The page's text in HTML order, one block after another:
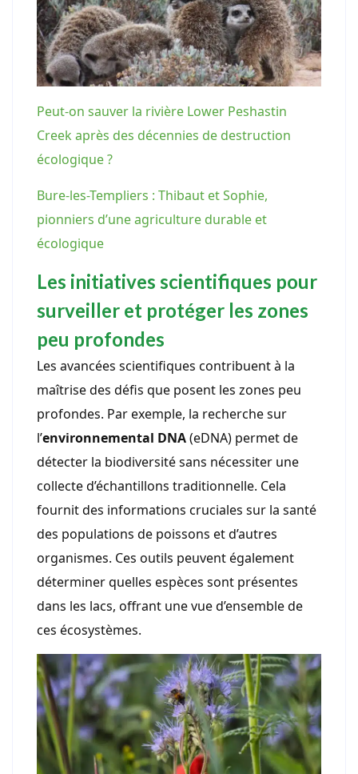
Peut-on sauver la rivière Lower Peshastin
Creek après des décennies de destruction
écologique ?
Bure-les-Templiers : Thibaut et Sophie,
pionniers d’une agriculture durable et
écologique
Les initiatives scientifiques pour
surveiller et protéger les zones
peu profondes
Les avancées scientifiques contribuent à la
maîtrise des défis que posent les zones peu
profondes. Par exemple, la recherche sur
l’environnemental DNA(eDNA) permet de
détecter la biodiversité sans nécessiter une
collecte d’échantillons traditionnelle. Cela
fournit des informations cruciales sur la santé
des populations de poissons et d’autres
organismes. Ces outils peuvent également
déterminer quelles espèces sont présentes
dans les lacs, offrant une vue d’ensemble de
ces écosystèmes.